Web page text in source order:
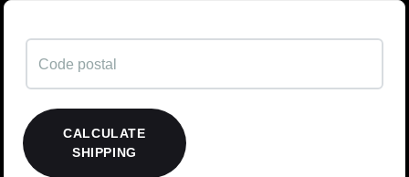
CALCULATE
SHIPPING